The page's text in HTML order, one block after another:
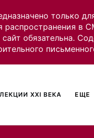
только
распространения в
обязательна.
XXI ВЕКА ЕЩЕ